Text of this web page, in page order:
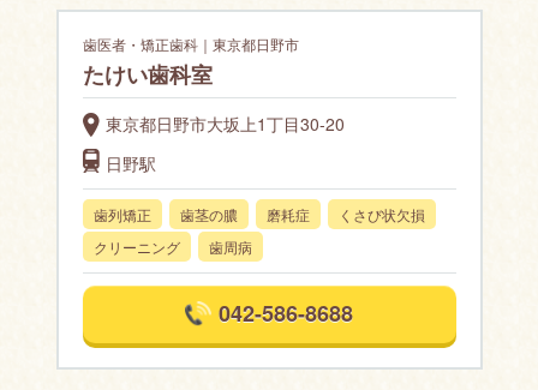
歯医者・矯正歯科｜東京都日野市
たけい歯科室
東京都日野市大坂上1丁目30-20
日野駅
歯列矯正 歯茎の膿 磨耗症
くさび状欠損
クリーニング
歯周病
042-586-8688